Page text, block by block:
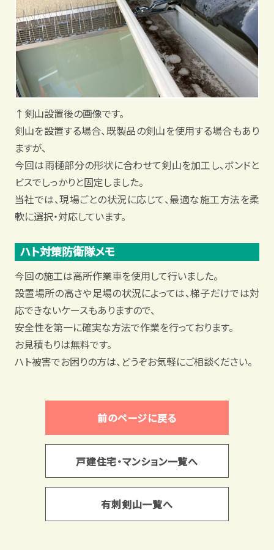
↑剣山設置後の画像です。
剣山を設置する場合、既製品の剣山を使用する場合もあり
ますが、
今回は雨樋部分の形状に合わせて剣山を加工し、ボンドと
ビスでしっかりと固定しました。
当社では、現場ごとの状況に応じて、最適な施工方法を柔
軟に選択・対応しています。
ハト対策防衛隊メモ
今回の施工は高所作業車を使用して行いました。
設置場所の高さや足場の状況によっては、梯子だけでは対
応できないケースもありますので、
安全性を第一に確実な方法で作業を行っております。
お見積もりは無料です。
ハト被害でお困りの方は、どうぞお気軽にご相談ください。
前のページに戻る
戸建住宅・マンション一覧へ
有刺剣山一覧へ